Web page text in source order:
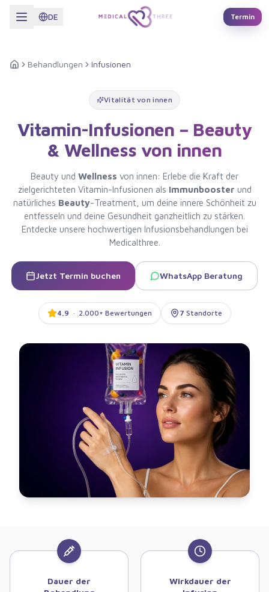
DE Termin
Startseite
Behandlungen Infusionen
Vitalität von innen
Vitamin-Infusionen – Beauty
& Wellness von innen
Beauty und Wellness von innen: Erlebe die Kraft der
zielgerichteten Vitamin-Infusionen als Immunbooster und
natürliches Beauty-Treatment, um deine innere Schönheit zu
entfesseln und deine Gesundheit ganzheitlich zu stärken.
Entdecke unsere hochwertigen Infusionsbehandlungen bei
Medicalthree.
Jetzt Termin buchen WhatsApp Beratung
4,9 · 2.000+ Bewertungen 7 Standorte
Dauer der
Wirkdauer der